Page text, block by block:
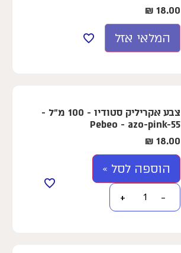
18.00
₪
המלאי אזל
צבע אקריליק סטודיו - 100 מ"ל -
Pebeo - azo-pink-55
18.00
₪
הוספה לסל »
−
+